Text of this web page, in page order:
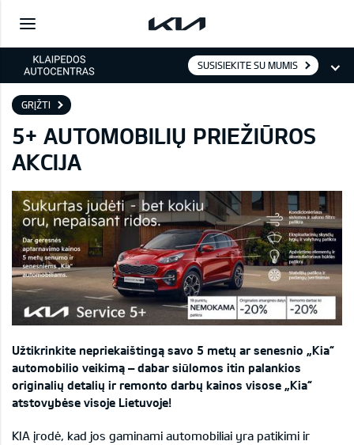
SUSISIEKITE SU MUMIS
GRĮŽTI
5+ AUTOMOBILIŲ PRIEŽIŪROS
AKCIJA
Užtikrinkite nepriekaištingą savo 5 metų ar senesnio „Kia“
automobilio veikimą – dabar siūlomos itin palankios
originalių detalių ir remonto darbų kainos visose „Kia“
atstovybėse visoje Lietuvoje!
KIA įrodė, kad jos gaminami automobiliai yra patikimi ir